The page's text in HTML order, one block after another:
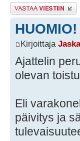
Lähetä vastaus
Kirjoittaja Jaska
Ajattelin
olevan
Eli
päivitys ja